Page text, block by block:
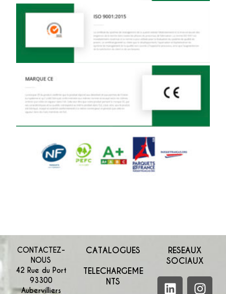
CONTACTEZ-
NOUS
42 Rue du Port
93300
Aubervilliers
CATALOGUES
TELECHARGEME
NTS
RESEAUX
SOCIAUX